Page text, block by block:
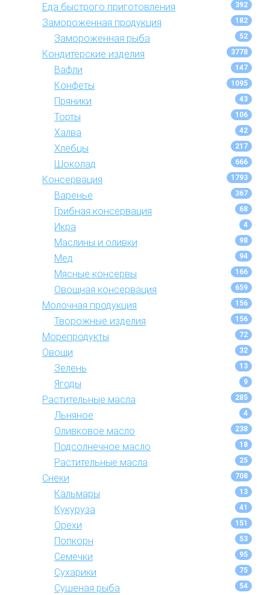
Еда быстрого приготовления 392
Замороженная продукция 182
Замороженная рыба 52
Кондитерские изделия 3778
Вафли 147
Конфеты 1095
Пряники 43
Торты 106
Халва 42
Хлебцы 217
Шоколад 666
Консервация 1793
Варенье 367
Грибная консервация 68
Икра 4
Маслины и оливки 98
Мед 94
Мясные консервы 166
Овощная консервация 659
Молочная продукция 156
Творожные изделия 156
Морепродукты 72
Овощи 32
Зелень 13
Ягоды 9
Растительные масла 285
Льняное 4
Оливковое масло 238
Подсолнечное масло 18
Растительные масла 25
Снеки 708
Кальмары 13
Кукуруза 41
Орехи 151
Попкорн 53
Семечки 95
Сухарики 75
Сушеная рыба 54